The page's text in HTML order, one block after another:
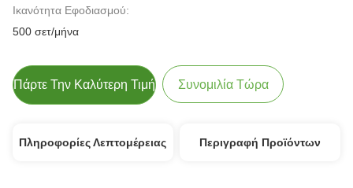
Ικανότητα Εφοδιασμού:
500 σετ/μήνα
Πάρτε Την Καλύτερη Τιμή Συνομιλία Τώρα
Πληροφορίες Λεπτομέρειας Περιγραφή Προϊόντων